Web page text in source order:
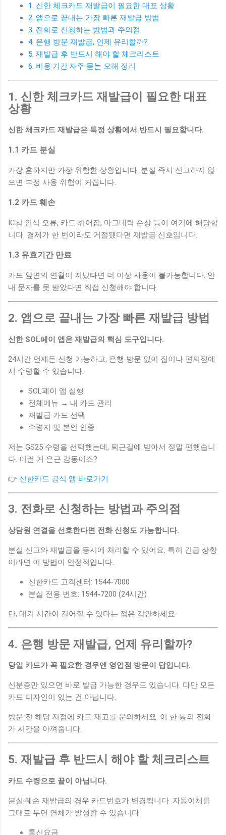
1. 신한 체크카드 재발급이 필요한 대표 상황
2. 앱으로 끝내는 가장 빠른 재발급 방법
3. 전화로 신청하는 방법과 주의점
4. 은행 방문 재발급, 언제 유리할까?
5. 재발급 후 반드시 해야 할 체크리스트
6. 비용·기간·자주 묻는 오해 정리
1. 신한 체크카드 재발급이 필요한 대표
상황
신한 체크카드 재발급은 특정 상황에서 반드시 필요합니다.
1.1 카드 분실
가장 흔하지만 가장 위험한 상황입니다. 분실 즉시 신고하지 않
으면 부정 사용 위험이 커집니다.
1.2 카드 훼손
IC칩 인식 오류, 카드 휘어짐, 마그네틱 손상 등이 여기에 해당합
니다. 결제가 한 번이라도 거절됐다면 재발급 신호입니다.
1.3 유효기간 만료
카드 앞면의 연월이 지났다면 더 이상 사용이 불가능합니다. 안
내 문자를 못 받았다면 직접 신청해야 합니다.
2. 앱으로 끝내는 가장 빠른 재발급 방법
신한 SOL페이 앱은 재발급의 핵심 도구입니다.
24시간 언제든 신청 가능하고, 은행 방문 없이 집이나 편의점에
서 수령할 수 있습니다.
SOL페이 앱 실행
전체메뉴 → 내 카드 관리
재발급 카드 선택
수령지 및 본인 인증
저는 GS25 수령을 선택했는데, 퇴근길에 받아서 정말 편했습니
다. 이런 거 은근 감동이죠?
👉 신한카드 공식 앱 바로가기
3. 전화로 신청하는 방법과 주의점
상담원 연결을 선호한다면 전화 신청도 가능합니다.
분실 신고와 재발급을 동시에 처리할 수 있어요. 특히 긴급 상황
이라면 이 방법이 안정적입니다.
신한카드 고객센터: 1544-7000
분실 전용 번호: 1544-7200 (24시간)
단, 대기 시간이 길어질 수 있다는 점은 감안하세요.
4. 은행 방문 재발급, 언제 유리할까?
당일 카드가 꼭 필요한 경우엔 영업점 방문이 답입니다.
신분증만 있으면 바로 발급 가능한 경우도 있습니다. 다만 모든
카드 디자인이 있는 건 아닙니다.
방문 전 해당 지점에 카드 재고를 문의하세요. 이 한 통의 전화
가 시간을 아껴줍니다.
5. 재발급 후 반드시 해야 할 체크리스트
카드 수령으로 끝이 아닙니다.
분실·훼손 재발급의 경우 카드번호가 변경됩니다. 자동이체를
그대로 두면 연체가 발생할 수 있습니다.
통신요금